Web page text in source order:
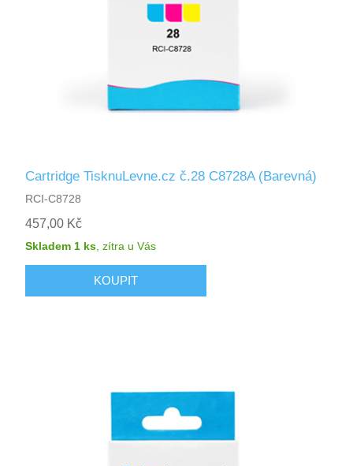
Cartridge TisknuLevne.cz č.28 C8728A (Barevná)
RCI-C8728
457,00 Kč
Skladem 1 ks ,zítra u Vás